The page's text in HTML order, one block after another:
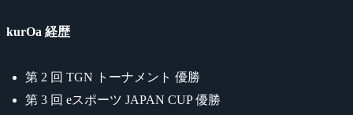
kurOa 経歴
第 2 回 TGN トーナメント 優勝
第 3 回 eスポーツ JAPAN CUP 優勝